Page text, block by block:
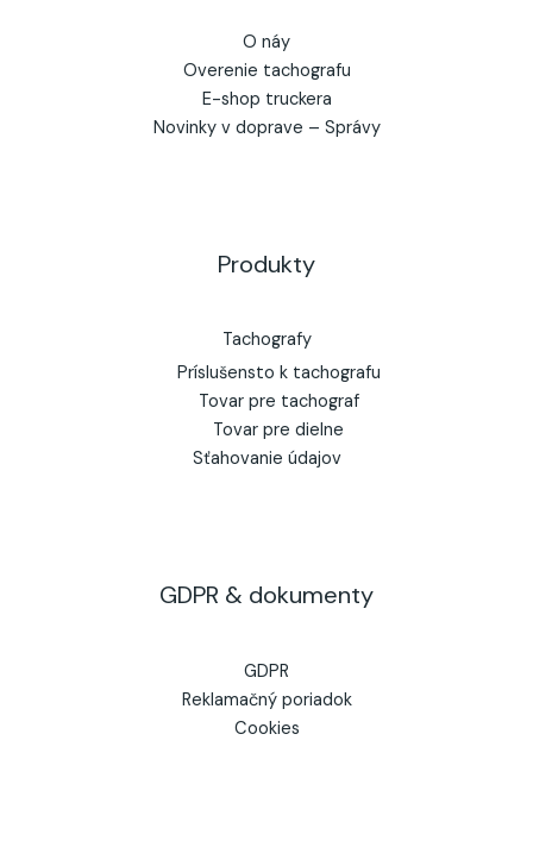
O náy
Overenie tachografu
E-shop truckera
Novinky v doprave – Správy
Produkty
Tachografy
Príslušensto k tachografu
Tovar pre tachograf
Tovar pre dielne
Sťahovanie údajov
GDPR & dokumenty
GDPR
Reklamačný poriadok
Cookies